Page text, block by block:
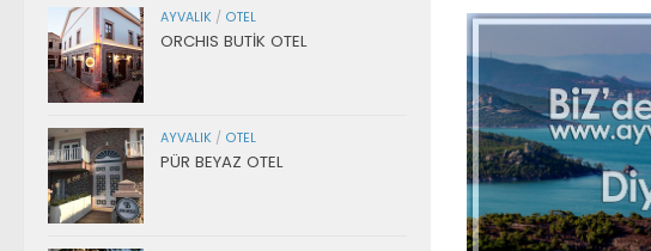
AYVALIK / OTEL
ORCHIS BUTİK OTEL
AYVALIK / OTEL
PÜR BEYAZ OTEL